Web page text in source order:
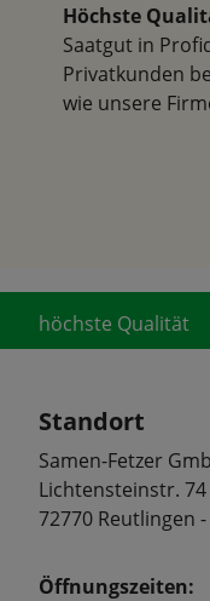
Höchste
Saatgut in
Privatkunden
wie unsere
höchste Qualität
Standort
Samen-Fetzer
Lichtensteinstr. 74
72770 Reutlingen
Öffnungszeiten: